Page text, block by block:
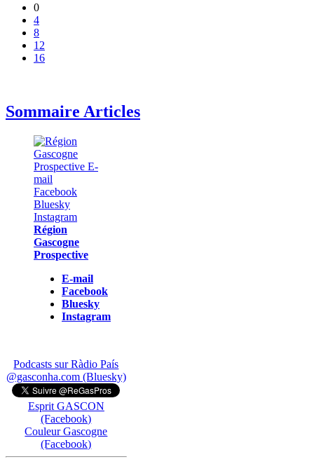
0
4
8
12
16
Sommaire Articles
Région
Gascogne
Prospective
E-mail
Facebook
Bluesky
Instagram
Podcasts sur Ràdio País
@gasconha.com (Bluesky)
Esprit GASCON
(Facebook)
Couleur Gascogne
(Facebook)